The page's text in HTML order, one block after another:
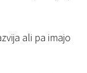
ali pa imajo